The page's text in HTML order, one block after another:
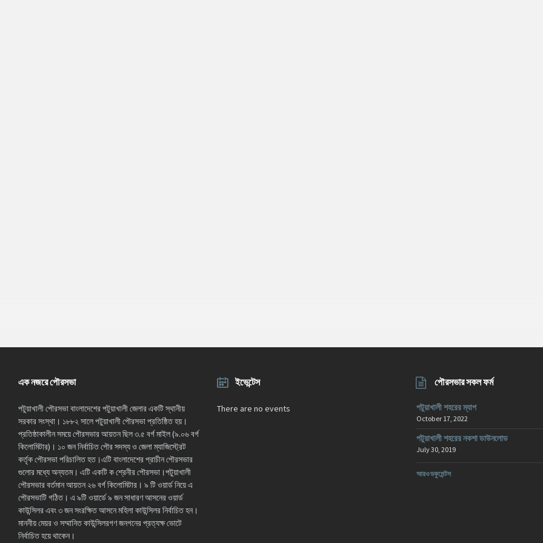
এক নজরে পৌরসভা
পটুয়াখালী পৌরসভা বাংলাদেশের পটুয়াখালী জেলার একটি স্থানীয়
সরকার সংস্থা। ১৮৮২ সালে পটুয়াখালী পৌরসভা প্রতিষ্ঠিত হয়।
প্রতিষ্ঠাকালীন সময়ে পৌরসভার আয়তন ছিল ৩.৫ বর্গ মাইল (৯.০৬ বর্গ
কিলোমিটার)। ১০ জন নির্বাচিত পৌর সদস্য ও জেলা ম্যাজিস্ট্রেট
কর্তৃক পৌরসভা পরিচালিত হত।এটি বাংলাদেশের প্রাচীন পৌরসভার
গুলোর মধ্যে অন্যতম। এটি একটি ক শ্রেনীর পৌরসভা।পটুয়াখালী
পৌরসভার বর্তমান আয়তন ২৬ বর্গ কিলোমিটার। ৯ টি ওয়ার্ড নিয়ে এ
পৌরসভাটি গঠিত। এ ৯টি ওয়ার্ডে ৯ জন সাধারণ আসনের ওয়ার্ড
কাউন্সিলর এবং ৩ জন সংরক্ষিত আসনে মহিলা কাউন্সিলর নির্বাচিত হন।
মাননীয় মেয়র ও সম্মানিত কাউন্সিলরগণ জনগনের প্রত্যক্ষ ভোটে
নির্বাচিত হয়ে থাকেন।
ইভেন্টেস
There are no events
পৌরসভার সকল ফর্ম
পটুয়াখালী শহরের ম্যাপ
October 17, 2022
পটুয়াখালী শহরের নকশা ডাউনলোড
July 30, 2019
আরও ডকুমেন্টস